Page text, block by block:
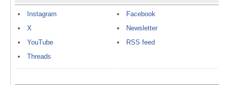
Instagram
X
YouTube
Threads
Facebook
Newsletter
RSS feed